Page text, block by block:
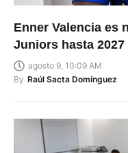
Enner Valencia es
Juniors hasta 2027
agosto 9, 10:09 AM
By Raúl Sacta Domínguez